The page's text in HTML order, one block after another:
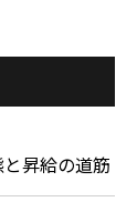
昇給の道筋